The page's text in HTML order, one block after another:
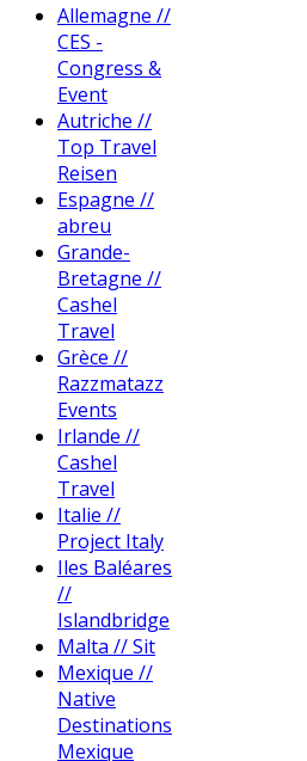
Allemagne //
CES -
Congress &
Event
Autriche //
Top Travel
Reisen
Espagne //
abreu
Grande-
Bretagne //
Cashel
Travel
Grèce //
Razzmatazz
Events
Irlande //
Cashel
Travel
Italie //
Project Italy
Iles Baléares
//
Islandbridge
Malta // Sit
Mexique //
Native
Destinations
Mexique